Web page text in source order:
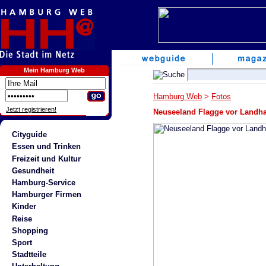
Mein Hamburg Web
Jetzt registrieren!
Cityguide
Essen und Trinken
Freizeit und Kultur
Gesundheit
Hamburg-Service
Hamburger Firmen
Kinder
Reise
Shopping
Sport
Stadtteile
Hamburg Web > Fotos
Neuseeland Flagge vor